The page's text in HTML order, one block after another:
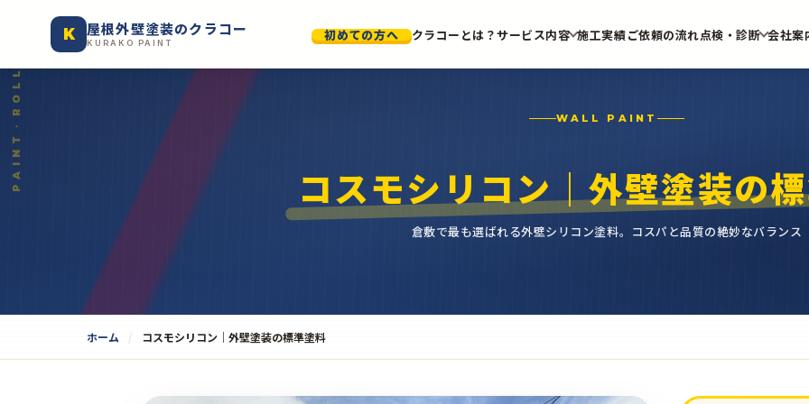
K 屋根外壁塗装のクラコー
KURAKO PAINT 初めての方へ クラコーとは？サービス内容 施工実績ご依頼の流れ点検・診断 会社案
WALL PAINT
コスモシリコン｜外壁塗装の
倉敷で最も選ばれる外壁シリコン塗料。コスパと品質の絶妙なバランス
ホーム コスモシリコン｜外壁塗装の標準塗料